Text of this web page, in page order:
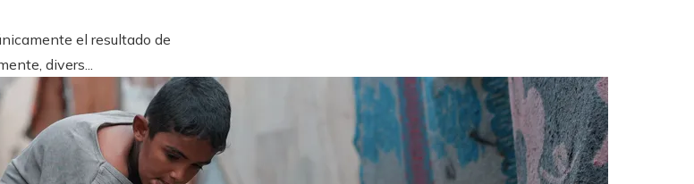
el resultado de
divers...